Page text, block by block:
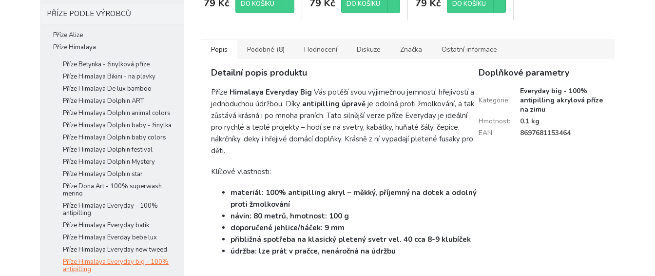
PŘÍZE PODLE VÝROBCŮ
Příze Alize
Příze Himalaya
Příze Betynka - žinylková příze
Příze Himalaya Bikini - na plavky
Příze Himalaya De lux bamboo
Příze Himalaya Dolphin ART
Příze Himalaya Dolphin animal colors
Příze Himalaya Dolphin baby - žinylka
Příze Himalaya Dolphin baby colors
Příze Himalaya Dolphin festival
Příze Himalaya Dolphin Mystery
Příze Himalaya Dolphin star
Příze Dona Art - 100% superwash
merino
Příze Himalaya Everyday - 100%
antipilling
Příze Himalaya Everyday batik
Příze Himalaya Everday bebe lux
Příze Himalaya Everyday new tweed
Příze Himalaya Everyday big - 100%
antipilling
79 Kč DO KOŠÍKU 79 Kč DO KOŠÍKU 79 Kč DO KOŠÍKU
Popis Podobné (8) Hodnocení Diskuze Značka Ostatní informace
Detailní popis produktu
Příze Himalaya Everyday Big Vás potěší svou výjimečnou jemností, hřejivostí a
jednoduchou údržbou. Díky antipilling úpravě je odolná proti žmolkování, a tak
zůstává krásná i po mnoha praních. Tato silnější verze příze Everyday je ideální
pro rychlé a teplé projekty – hodí se na svetry, kabátky, huňaté šály, čepice,
nákrčníky, deky i hřejivé domácí doplňky. Krásně z ní vypadají pletené fusaky pro
děti.
Klíčové vlastnosti:
materiál: 100% antipilling akryl – měkký, příjemný na dotek a odolný
proti žmolkování
návin: 80 metrů, hmotnost: 100 g
doporučené jehlice/háček: 9 mm
přibližná spotřeba na klasický pletený svetr vel. 40 cca 8-9 klubíček
údržba: lze prát v pračce, nenáročná na údržbu
Doplňkové parametry
Kategorie:
Everyday big - 100%
antipilling akrylová příze
na zimu
Hmotnost:
0.1 kg
EAN: 8697681153464